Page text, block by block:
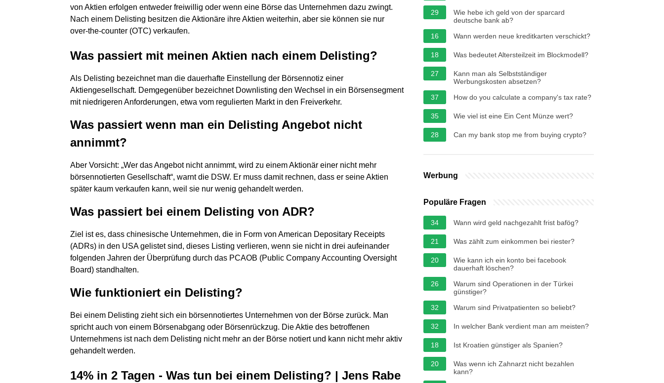
von Aktien erfolgen entweder freiwillig oder wenn eine Börse das Unternehmen dazu zwingt.
Nach einem Delisting besitzen die Aktionäre ihre Aktien weiterhin, aber sie können sie nur
over-the-counter (OTC) verkaufen.
Was passiert mit meinen Aktien nach einem Delisting?
Als Delisting bezeichnet man die dauerhafte Einstellung der Börsennotiz einer
Aktiengesellschaft. Demgegenüber bezeichnet Downlisting den Wechsel in ein Börsensegment
mit niedrigeren Anforderungen, etwa vom regulierten Markt in den Freiverkehr.
Was passiert wenn man ein Delisting Angebot nicht
annimmt?
Aber Vorsicht: „Wer das Angebot nicht annimmt, wird zu einem Aktionär einer nicht mehr
börsennotierten Gesellschaft“, warnt die DSW. Er muss damit rechnen, dass er seine Aktien
später kaum verkaufen kann, weil sie nur wenig gehandelt werden.
Was passiert bei einem Delisting von ADR?
Ziel ist es, dass chinesische Unternehmen, die in Form von American Depositary Receipts
(ADRs) in den USA gelistet sind, dieses Listing verlieren, wenn sie nicht in drei aufeinander
folgenden Jahren der Überprüfung durch das PCAOB (Public Company Accounting Oversight
Board) standhalten.
Wie funktioniert ein Delisting?
Bei einem Delisting zieht sich ein börsennotiertes Unternehmen von der Börse zurück. Man
spricht auch von einem Börsenabgang oder Börsenrückzug. Die Aktie des betroffenen
Unternehmens ist nach dem Delisting nicht mehr an der Börse notiert und kann nicht mehr aktiv
gehandelt werden.
14% in 2 Tagen - Was tun bei einem Delisting? | Jens Rabe
29
Wie hebe ich geld von der sparcard
deutsche bank ab?
16
Wann werden neue kreditkarten verschickt?
18 Was bedeutet Altersteilzeit im Blockmodell?
27
Kann man als Selbstständiger
Werbungskosten absetzen?
37
How do you calculate a company's tax rate?
35 Wie viel ist eine Ein Cent Münze wert?
28 Can my bank stop me from buying crypto?
Werbung
Populäre Fragen
34 Wann wird geld nachgezahlt frist bafög?
21 Was zählt zum einkommen bei riester?
20
Wie kann ich ein konto bei facebook
dauerhaft löschen?
26
Warum sind Operationen in der Türkei
günstiger?
32
Warum sind Privatpatienten so beliebt?
32 In welcher Bank verdient man am meisten?
18 Ist Kroatien günstiger als Spanien?
20
Was wenn ich Zahnarzt nicht bezahlen
kann?